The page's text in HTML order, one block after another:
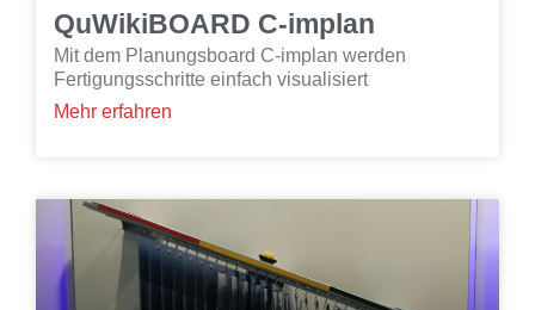
QuWikiBOARD C-implan
Mit dem Planungsboard C-implan werden
Fertigungsschritte einfach visualisiert
Mehr erfahren